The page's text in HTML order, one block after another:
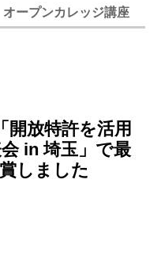
オープンカレッジ講座
開放特許を活用
in 埼玉」で最
しました